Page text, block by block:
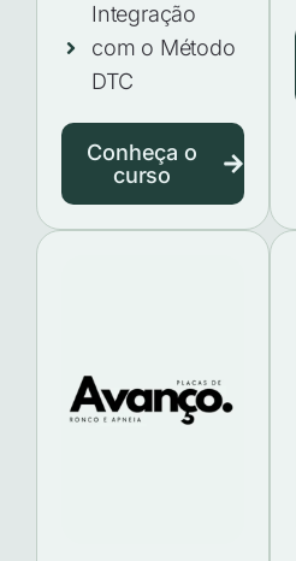
Integração
com o Método
DTC
Conheça o
curso